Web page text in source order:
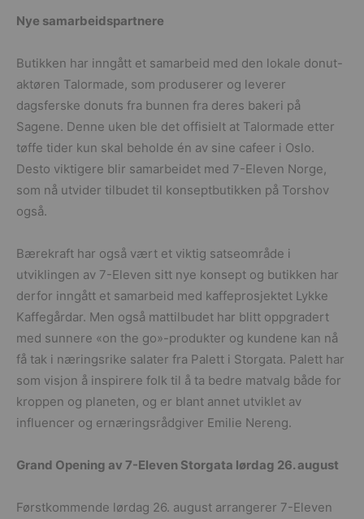
Nye samarbeidspartnere
Butikken har inngått et samarbeid med den lokale donut-
aktøren Talormade, som produserer og leverer
dagsferske donuts fra bunnen fra deres bakeri på
Sagene. Denne uken ble det offisielt at Talormade etter
tøffe tider kun skal beholde én av sine cafeer i Oslo.
Desto viktigere blir samarbeidet med 7-Eleven Norge,
som nå utvider tilbudet til konseptbutikken på Torshov
også.
Bærekraft har også vært et viktig satseområde i
utviklingen av 7-Eleven sitt nye konsept og butikken har
derfor inngått et samarbeid med kaffeprosjektet Lykke
Kaffegårdar. Men også mattilbudet har blitt oppgradert
med sunnere «on the go»-produkter og kundene kan nå
få tak i næringsrike salater fra Palett i Storgata. Palett har
som visjon å inspirere folk til å ta bedre matvalg både for
kroppen og planeten, og er blant annet utviklet av
influencer og ernæringsrådgiver Emilie Nereng.
Grand Opening av 7-Eleven Storgata lørdag 26. august
Førstkommende lørdag 26. august arrangerer 7-Eleven